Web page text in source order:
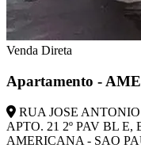
Venda Direta
Apartamento -
RUA JOSE
APTO. 21 2º PAV BL E,
AMERICANA - SAO